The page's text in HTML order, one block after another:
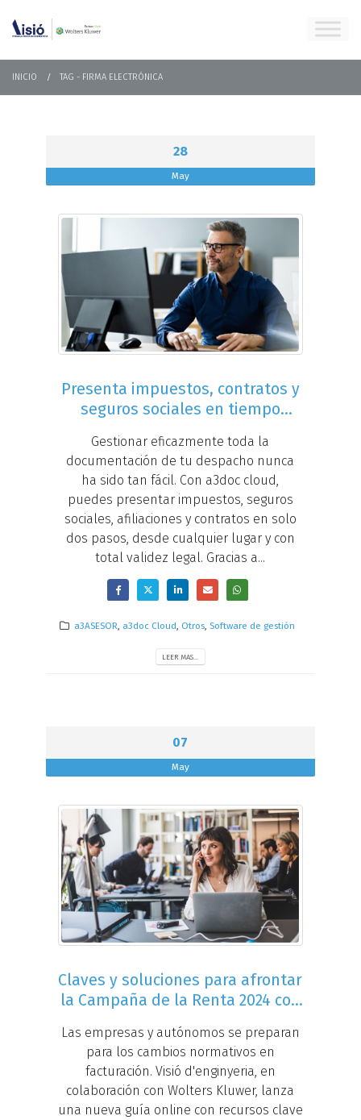
INICIO TAG - FIRMA ELECTRÓNICA
28
May
Presenta impuestos, contratos y
seguros sociales en tiempo
Novedad
Gestionar eficazmente toda la
documentación de tu despacho nunca
ha sido tan fácil. Con a3doc cloud,
puedes presentar impuestos, seguros
sociales, afiliaciones y contratos en solo
dos pasos, desde cualquier lugar y con
total validez legal. Gracias a...
a3ASESOR, a3doc Cloud, Otros, Software de gestión
LEER MAS...
07
May
Claves y soluciones para afrontar
la Campaña de la Renta 2024 con
Las empresas y autónomos se preparan
para los cambios normativos en
facturación. Visió d'enginyeria, en
colaboración con Wolters Kluwer, lanza
una nueva guía online con recursos clave